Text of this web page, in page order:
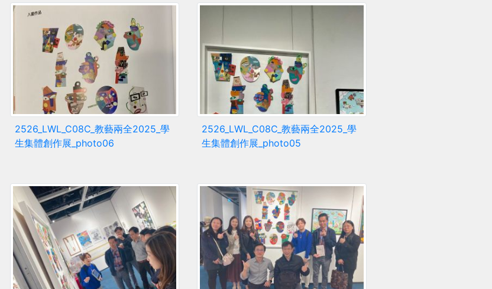
2526_LWL_C08C_教藝兩全2025_學
生集體創作展_photo06
2526_LWL_C08C_教藝兩全2025_學
生集體創作展_photo05